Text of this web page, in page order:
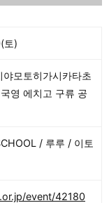
토)
모토히가시카타초
영 에치고 구류 공
/ 루루 / 이토
event/42180